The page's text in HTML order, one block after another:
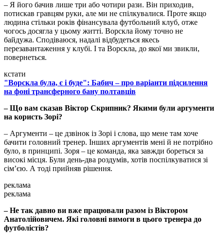
– Я його бачив лише три або чотири рази. Він приходив,
потискав гравцям руки, але ми не спілкувалися. Проте якщо
людина стільки років фінансувала футбольний клуб, отже
чогось досягла у цьому житті. Ворскла йому точно не
байдужа. Сподіваюся, надалі відбудеться якесь
перезавантаження у клубі. І та Ворскла, до якої ми звикли,
повернеться.
кстати
"Ворскла була, є і буде": Бабич – про варіанти підсилення
на фоні трансферного бану полтавців
– Що вам сказав Віктор Скрипник? Якими були аргументи
на користь Зорі?
– Аргументи – це дзвінок із Зорі і слова, що мене там хоче
бачити головний тренер. Інших аргументів мені й не потрібно
було, в принципі. Зоря – це команда, яка завжди бореться за
високі місця. Були день-два роздумів, хотів поспілкуватися зі
сім’єю. А тоді прийняв рішення.
реклама
реклама
– Не так давно ви вже працювали разом із Віктором
Анатолійовичем. Які головні вимоги в цього тренера до
футболістів?